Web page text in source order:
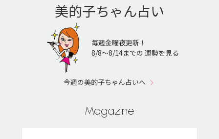
美的子ちゃん占い
毎週金曜夜更新！
8/8〜8/14までの 運勢を見る
今週の美的子ちゃん占いへ
Magazine